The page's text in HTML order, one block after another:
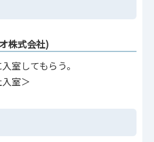
株式会社)
室してもらう。
室＞